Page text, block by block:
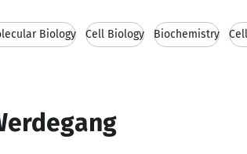
Biology Cell Biology Biochemistry